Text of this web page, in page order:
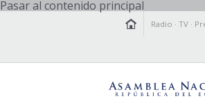
Pasar al contenido principal
Radio ·TV ·